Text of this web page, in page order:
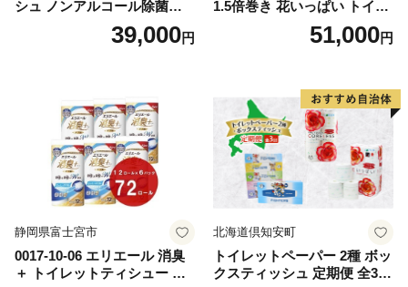
シュ ノンアルコール除菌詰
替（43枚×3P）×24袋 日用品
おもちゃ 拭き取り 手拭き 外
39,000円
1.5倍巻き 花いっぱい トイレ
ットペーパー ダブル 45ｍ 計
72ロール 全18種 花柄 プリン
ー 消耗品 備蓄 送料無料 北海
道 倶知安町 日用品
51,000円
静岡県富士宮市
0017-10-06 エリエール 消臭
＋ トイレットティシュー し
北海道倶知安町
トイレットペーパー 2種 ボッ
クスティッシュ 定期便 全3